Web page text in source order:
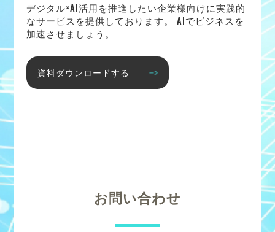
デジタル×AI活用を推進したい企業様向けに実践的
なサービスを提供しております。 AIでビジネスを
加速させましょう。
資料ダウンロードする
お問い合わせ